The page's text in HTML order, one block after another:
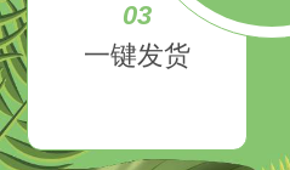
03
一键发货